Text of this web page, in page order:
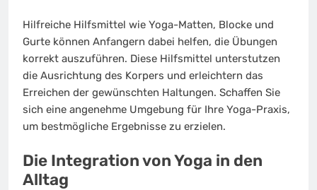
Hilfreiche Hilfsmittel wie Yoga-Matten, Blocke und
Gurte können Anfangern dabei helfen, die Übungen
korrekt auszuführen. Diese Hilfsmittel unterstutzen
die Ausrichtung des Korpers und erleichtern das
Erreichen der gewünschten Haltungen. Schaffen Sie
sich eine angenehme Umgebung für Ihre Yoga-Praxis,
um bestmögliche Ergebnisse zu erzielen.
Die Integration von Yoga in den
Alltag